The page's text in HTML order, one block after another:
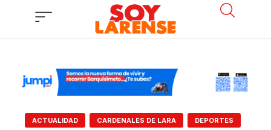
ACTUALIDAD CARDENALES DE LARA DEPORTES